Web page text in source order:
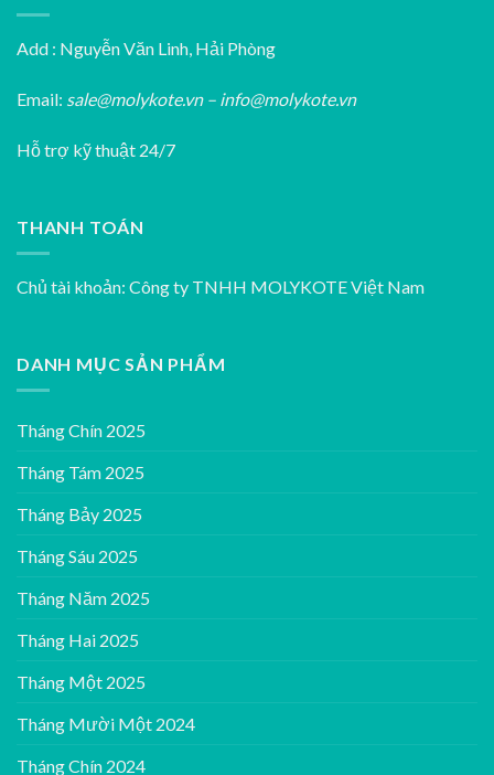
Add : Nguyễn Văn Linh, Hải Phòng
Email: sale@molykote.vn – info@molykote.vn
Hỗ trợ kỹ thuật 24/7
THANH TOÁN
Chủ tài khoản: Công ty TNHH MOLYKOTE Việt Nam
DANH MỤC SẢN PHẨM
Tháng Chín 2025
Tháng Tám 2025
Tháng Bảy 2025
Tháng Sáu 2025
Tháng Năm 2025
Tháng Hai 2025
Tháng Một 2025
Tháng Mười Một 2024
Tháng Chín 2024